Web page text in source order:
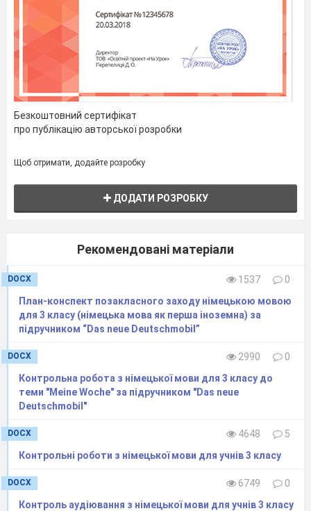
modern
– сучасний,модний
Впізнай одяг за зображенням.
Die Arbeit mit dem Buch.
eure Bücher auf der Seite 55 auf.
Übung 1. Hier haben wir eine
Sätze. Wir müssen diese Sätze lesen und
übersetzen.
Das ist mein Mantel. Er ist neu. –
Das sind meine Stiefel. Sie sind alt, aber
гарні.
Das ist meine Jeans. Sie ist modern. –
є мої шкарпетки. Вони теплі.
- Kinder, ihr seid schon müde. Wir erholen uns
jetzt. Steht auf!
4. Die Arbeit in den Heften.
-Утворимо прості речення з даними
словами.
Der Rock ist neu.
Die Mütze ist alt.
Die Schuhe sind modern.
-Macht eure Hefte auf der Seite 26, Übung 1.
Das ist ein Kreuzworträtsel.
предметів одягу відповідно до малюнків.
Прочитай слово, яке утворилося у виділеному
стовпчику.
Безкоштовний сертифікат
про публікацію авторської розробки
Щоб отримати, додайте розробку
ДОДАТИ РОЗРОБКУ
Рекомендовані матеріали
DOCX 1537
0
План-конспект позакласного заходу німецькою мовою
для 3 класу (німецька мова як перша іноземна) за
підручником “Das neue Deutschmobil”
DOCX 2990
0
​Контрольна робота з німецької мови для 3 класу до
теми "Meine Woche" за підручником "Das neue
Deutschmobil"
DOCX 4648
5
Контрольні роботи з німецької мови для учнів 3 класу
DOCX 6749
0
Контроль аудіювання з німецької мови для учнів 3 класу